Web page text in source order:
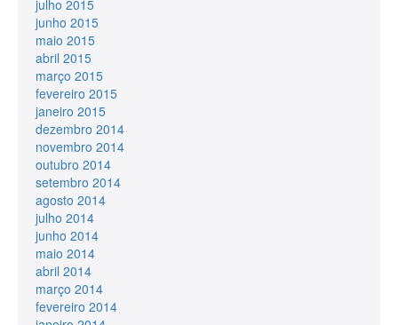
julho 2015
junho 2015
maio 2015
abril 2015
março 2015
fevereiro 2015
janeiro 2015
dezembro 2014
novembro 2014
outubro 2014
setembro 2014
agosto 2014
julho 2014
junho 2014
maio 2014
abril 2014
março 2014
fevereiro 2014